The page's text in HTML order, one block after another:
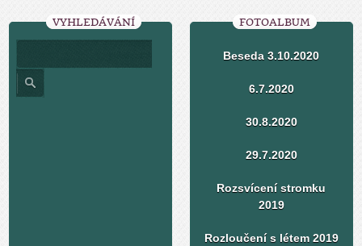
VYHLEDÁVÁNÍ FOTOALBUM
Beseda 3.10.2020
6.7.2020
30.8.2020
29.7.2020
Rozsvícení stromku
2019
Rozloučení s létem 2019